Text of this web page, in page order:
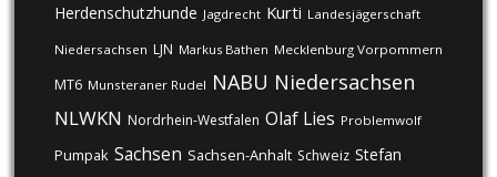
Herdenschutzhunde Jagdrecht Kurti Landesjägerschaft
Niedersachsen LJN Markus Bathen Mecklenburg Vorpommern
MT6 Munsteraner Rudel NABU Niedersachsen
NLWKN Nordrhein-Westfalen Olaf Lies Problemwolf
Pumpak Sachsen Sachsen-Anhalt Schweiz Stefan